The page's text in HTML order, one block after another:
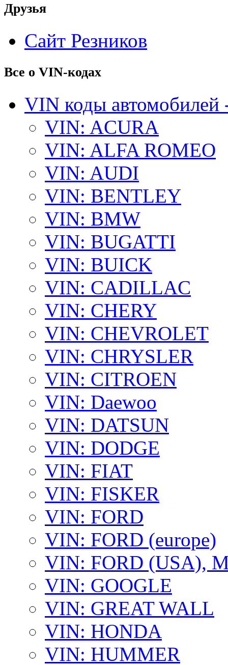
Друзья
Сайт Резников
Все о VIN-кодах
VIN коды автомобилей
VIN: ACURA
VIN: ALFA ROMEO
VIN: AUDI
VIN: BENTLEY
VIN: BMW
VIN: BUGATTI
VIN: BUICK
VIN: CADILLAC
VIN: CHERY
VIN: CHEVROLET
VIN: CHRYSLER
VIN: CITROEN
VIN: Daewoo
VIN: DATSUN
VIN: DODGE
VIN: FIAT
VIN: FISKER
VIN: FORD
VIN: FORD (europe)
VIN: FORD (USA),
VIN: GOOGLE
VIN: GREAT WALL
VIN: HONDA
VIN: HUMMER